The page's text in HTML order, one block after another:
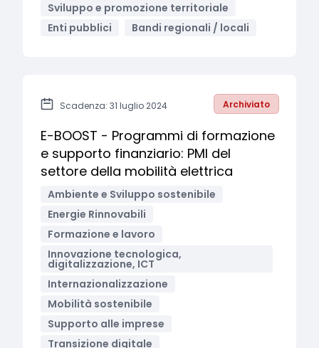
Sviluppo e promozione territoriale
Enti pubblici
Bandi regionali / locali
Scadenza: 31 luglio 2024 Archiviato
E-BOOST - Programmi di formazione
e supporto finanziario: PMI del
settore della mobilità elettrica
Ambiente e Sviluppo sostenibile
Energie Rinnovabili
Formazione e lavoro
Innovazione tecnologica,
digitalizzazione, ICT
Internazionalizzazione
Mobilità sostenibile
Supporto alle imprese
Transizione digitale